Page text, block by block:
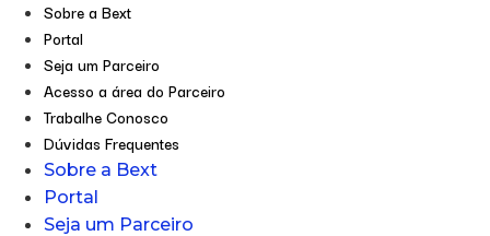
Sobre a Bext
Portal
Seja um Parceiro
Acesso a área do Parceiro
Trabalhe Conosco
Dúvidas Frequentes
Sobre a Bext
Portal
Seja um Parceiro